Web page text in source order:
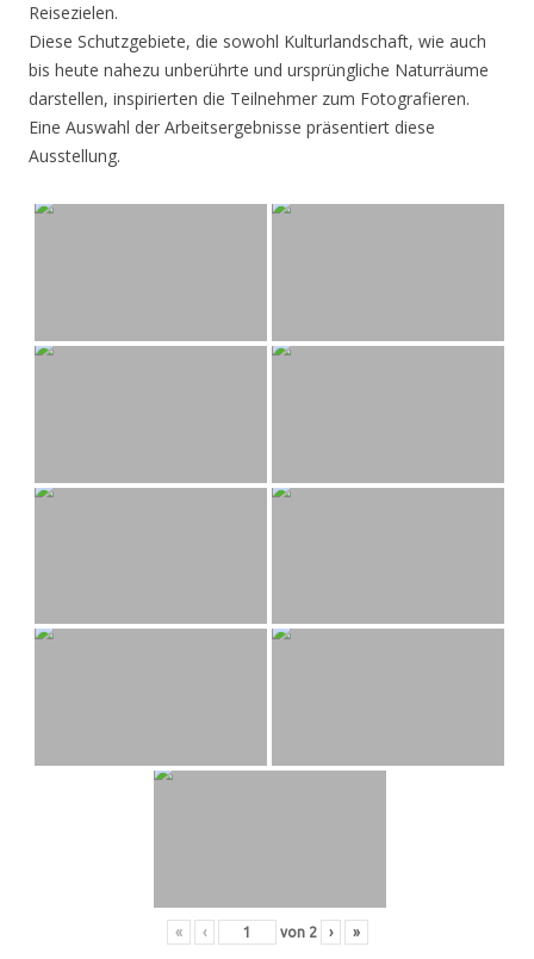
Reisezielen.
Diese Schutzgebiete, die sowohl Kulturlandschaft, wie auch
bis heute nahezu unberührte und ursprüngliche Naturräume
darstellen, inspirierten die Teilnehmer zum Fotografieren.
Eine Auswahl der Arbeitsergebnisse präsentiert diese
Ausstellung.
« ‹ von 2 › »